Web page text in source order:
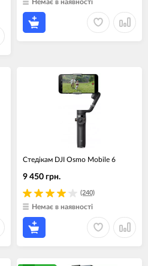
Немає в наявності
Стедікам DJI Osmo Mobile 6
(240)
9 450 грн.
Немає в наявності